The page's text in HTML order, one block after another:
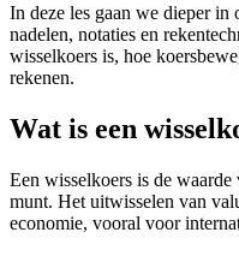
In deze les gaan we dieper in
nadelen, notaties en
wisselkoers is, hoe
rekenen.
Wat is een
Een wisselkoers is de
munt. Het uitwisselen van
economie, vooral voor